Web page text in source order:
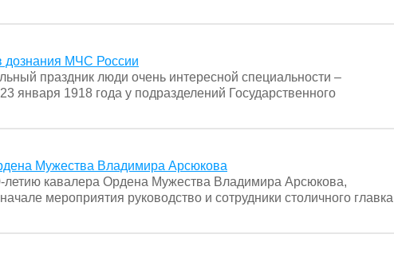
дознания МЧС России
праздник люди очень интересной специальности –
января 1918 года у подразделений Государственного
Мужества Владимира Арсюкова
летию кавалера Ордена Мужества Владимира Арсюкова,
мероприятия руководство и сотрудники столичного главка